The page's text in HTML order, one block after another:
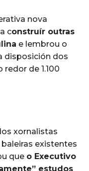
nova
construír outras
e lembrou o
disposición dos
de 1.100
xornalistas
existentes
que o Executivo
estudos